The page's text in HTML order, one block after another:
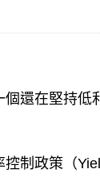
個還在堅持
控制政策（